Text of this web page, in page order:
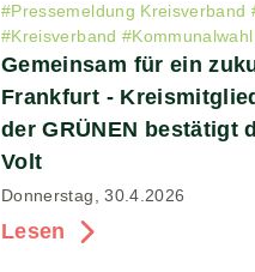
#Pressemeldung Kreisverband
#Kreisverband #
Gemeinsam für ein
Frankfurt -
der GRÜNEN bestätigt
Volt
Donnerstag, 30.4.2026
Lesen